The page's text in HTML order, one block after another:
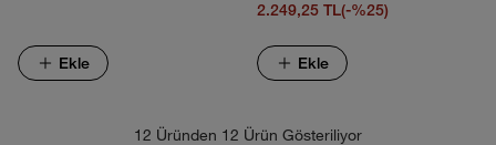
Ekle
2.249,25 TL(-%25)
Ekle
12 Üründen 12 Ürün Gösteriliyor